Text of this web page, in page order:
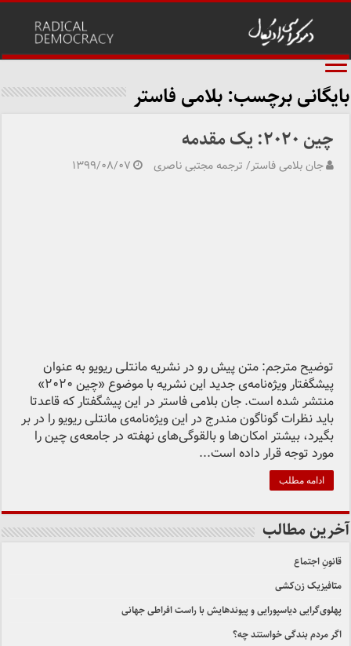
بایگانی برچسب:بلامی فاستر
چین ۲۰۲۰: یک مقدمه
جان بلامی فاستر/ ترجمه مجتبی ناصری ۱۳۹۹/۰۸/۰۷
توضیح مترجم: متن پیش رو در نشریه مانتلی ریویو به عنوان
پیشگفتار ویژه‌نامه‌ی جدید این نشریه با موضوع «چین 2020»
منتشر شده است. جان بلامی فاستر در این پیشگفتار که قاعدتا
باید نظرات گوناگون مندرج در این ویژه‌نامه‌ی مانتلی ریویو را در بر
بگیرد، بیشتر امکان‌ها و بالقوگی‌های نهفته در جامعه‌ی چین را
مورد توجه قرار داده است...
ادامه مطلب
آخرین مطالب
قانونِ اجتماع
متافیزیک زن‌کشی
پهلوی‌گرایی دیاسپورایی و پیوندهایش با راست افراطی جهانی
اگر مردم بندگی خواستند چه؟